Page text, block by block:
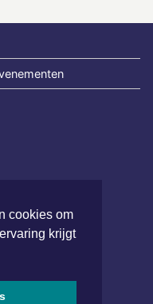
cookies om
krijgt